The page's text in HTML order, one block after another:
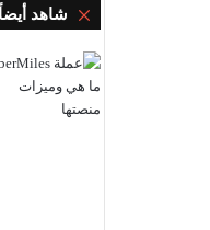
شاهد أيضاً
إغلاق